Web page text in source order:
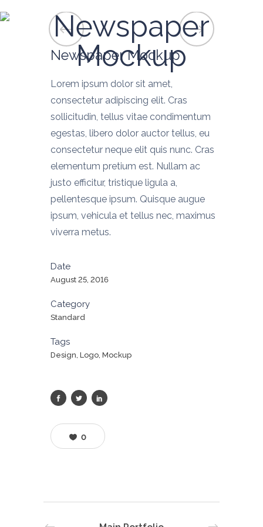
Newspaper
Mockup
Newspaper Mockup
Lorem ipsum dolor sit amet,
consectetur adipiscing elit. Cras
sollicitudin, tellus vitae condimentum
egestas, libero dolor auctor tellus, eu
consectetur neque elit quis nunc. Cras
elementum pretium est. Nullam ac
justo efficitur, tristique ligula a,
pellentesque ipsum. Quisque augue
ipsum, vehicula et tellus nec, maximus
viverra metus.
Date
August 25, 2016
Category
Standard
Tags
Design, Logo, Mockup
0